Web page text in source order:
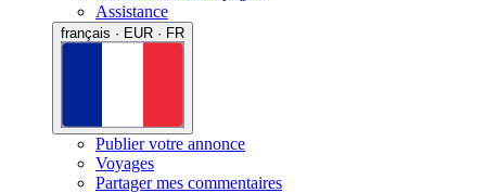
Assistance
français · EUR · FR
Publier votre annonce
Voyages
Partager mes commentaires